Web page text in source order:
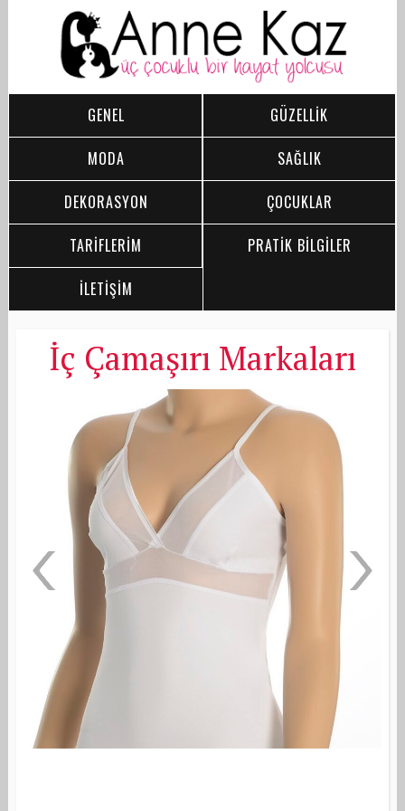
GENEL
GÜZELLİK
MODA
SAĞLIK
DEKORASYON
ÇOCUKLAR
TARİFLERİM
PRATİK BİLGİLER
İLETİŞİM
İç Çamaşırı Markaları